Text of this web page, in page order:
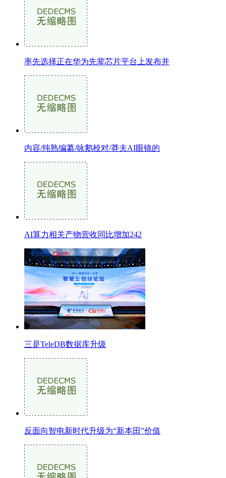
率先选择正在华为先辈芯片平台上发布并
内容/纯熟编纂/咏鹅校对/莽夫AI眼镜的
AI算力相关产物营收同比增加242
三是TeleDB数据库升级
反面向智电新时代升级为“新本田”价值